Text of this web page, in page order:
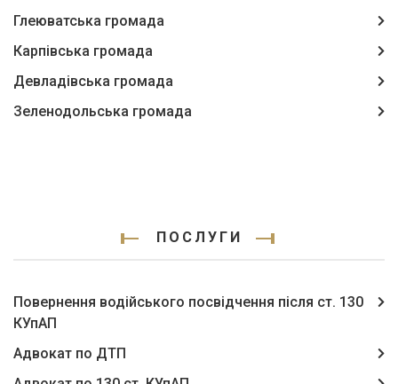
Глеюватська громада
Карпівська громада
Девладівська громада
Зеленодольська громада
ПОСЛУГИ
Повернення водійського посвідчення після ст. 130
КУпАП
Адвокат по ДТП